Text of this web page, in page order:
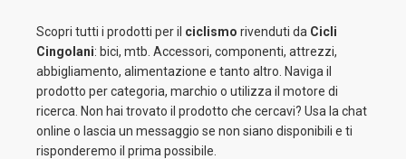
Scopri tutti i prodotti per il ciclismo rivenduti da Cicli
Cingolani: bici, mtb. Accessori, componenti, attrezzi,
abbigliamento, alimentazione e tanto altro. Naviga il
prodotto per categoria, marchio o utilizza il motore di
ricerca. Non hai trovato il prodotto che cercavi? Usa la chat
online o lascia un messaggio se non siano disponibili e ti
risponderemo il prima possibile.